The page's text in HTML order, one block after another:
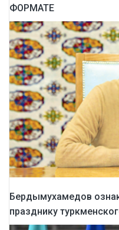
ФОРМАТЕ
Бердымухамедов
празднику